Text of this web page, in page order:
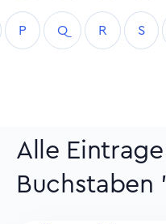
P Q R S
Alle
Buchstaben